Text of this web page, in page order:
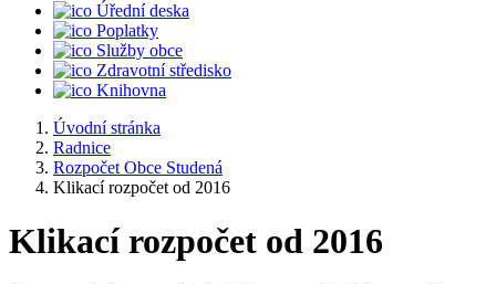
Úřední deska
Poplatky
Služby obce
Zdravotní středisko
Knihovna
Úvodní stránka
Radnice
Rozpočet Obce Studená
Klikací rozpočet od 2016
Klikací rozpočet od 2016